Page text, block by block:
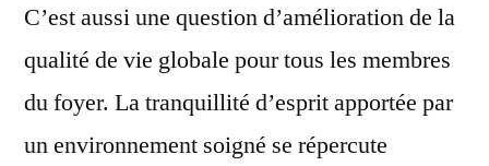
C’est aussi une question d’amélioration de la
qualité de vie globale pour tous les membres
du foyer. La tranquillité d’esprit apportée par
un environnement soigné se répercute